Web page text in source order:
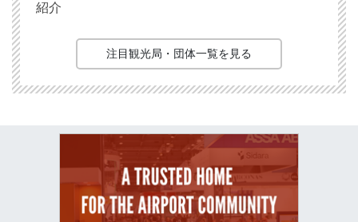
紹介
注目観光局・団体一覧を見る